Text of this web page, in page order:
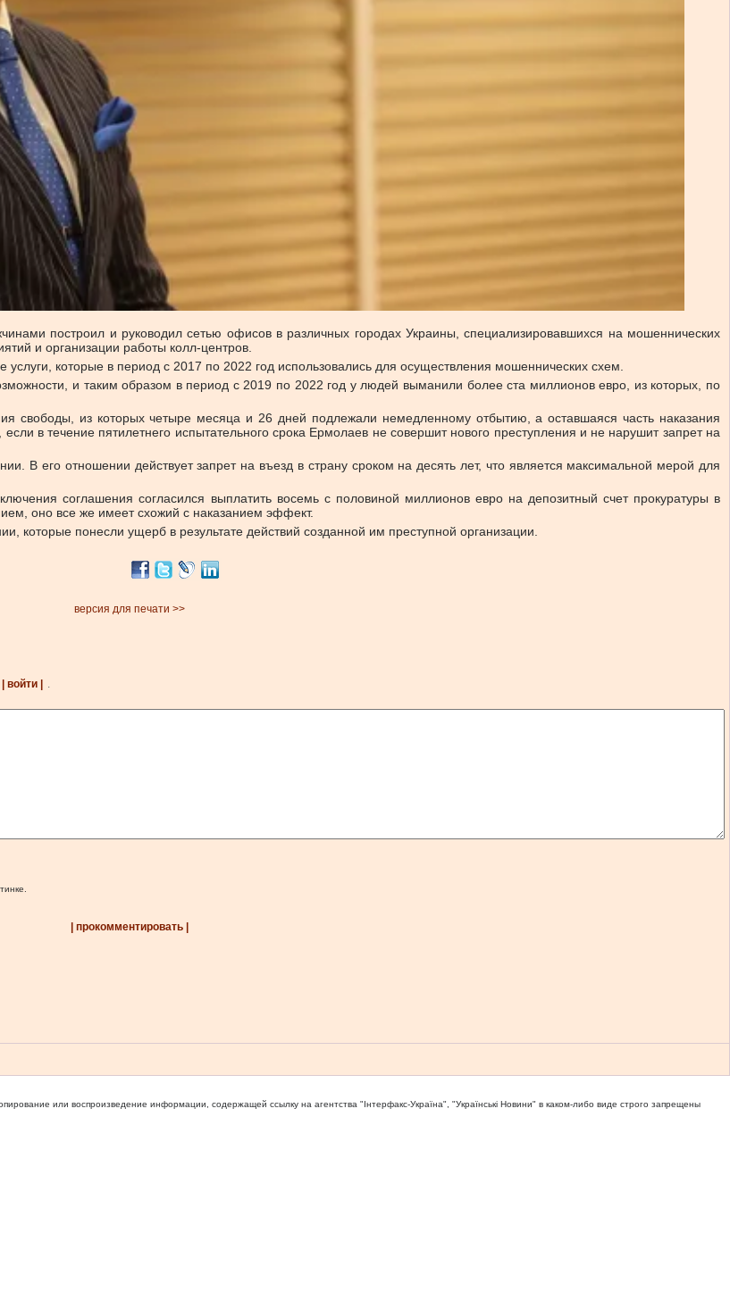
построил и руководил сетью офисов в различных городах Украины, специализировавшихся на мошеннических
и организации работы колл-центров.
которые в период с 2017 по 2022 год использовались для осуществления мошеннических схем.
и таким образом в период с 2019 по 2022 год у людей выманили более ста миллионов евро, из которых, по
свободы, из которых четыре месяца и 26 дней подлежали немедленному отбытию, а оставшаяся часть наказания
в течение пятилетнего испытательного срока Ермолаев не совершит нового преступления и не нарушит запрет на
В его отношении действует запрет на въезд в страну сроком на десять лет, что является максимальной мерой для
соглашения согласился выплатить восемь с половиной миллионов евро на депозитный счет прокуратуры в
оно все же имеет схожий с наказанием эффект.
понесли ущерб в результате действий созданной им преступной организации.
версия для печати >>
| войти |
.
| прокомментировать |
или воспроизведение информации, содержащей ссылку на агентства "Iнтерфакс-Україна", "Українськi Новини" в каком-либо виде строго запрещены